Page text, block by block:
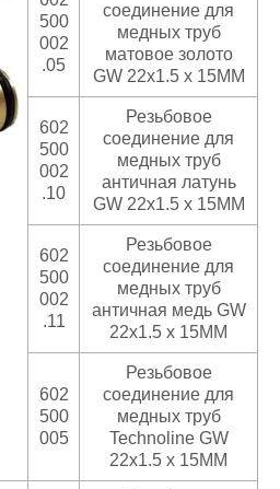
500
002
.05
соединение для
медных труб
матовое золото
GW 22x1.5 x 15MM
602
500
002
.10
Резьбовое
соединение для
медных труб
античная латунь
GW 22x1.5 x 15MM
602
500
002
.11
Резьбовое
соединение для
медных труб
античная медь GW
22x1.5 x 15MM
602
500
005
Резьбовое
соединение для
медных труб
Technoline GW
22x1.5 x 15MM